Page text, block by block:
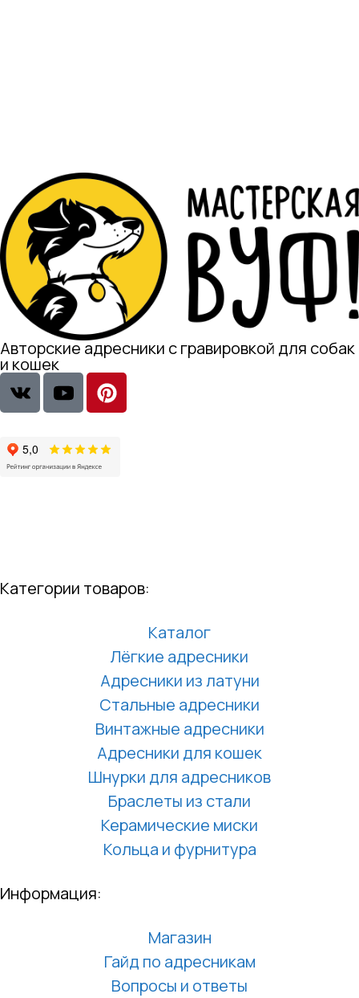
Авторские адресники с гравировкой для собак
и кошек
Категории товаров:
Каталог
Лёгкие адресники
Адресники из латуни
Стальные адресники
Винтажные адресники
Адресники для кошек
Шнурки для адресников
Браслеты из стали
Керамические миски
Кольца и фурнитура
Информация:
Магазин
Гайд по адресникам
Вопросы и ответы